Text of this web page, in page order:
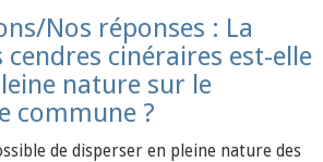
Nos réponses : La
cendres cinéraires est-elle
nature sur le
commune ?
de disperser en pleine nature des